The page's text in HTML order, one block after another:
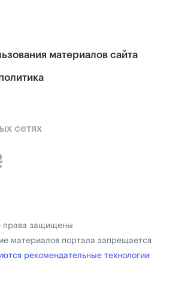
материалов сайта
сетях
защищены
материалов портала запрещается
рекомендательные технологии